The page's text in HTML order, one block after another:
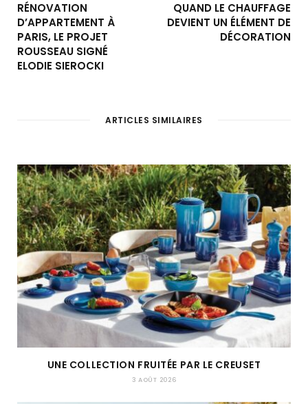
RÉNOVATION
D’APPARTEMENT À
PARIS, LE PROJET
ROUSSEAU SIGNÉ
ELODIE SIEROCKI
QUAND LE CHAUFFAGE
DEVIENT UN ÉLÉMENT DE
DÉCORATION
ARTICLES SIMILAIRES
UNE COLLECTION FRUITÉE PAR LE CREUSET
3 AOÛT 2026